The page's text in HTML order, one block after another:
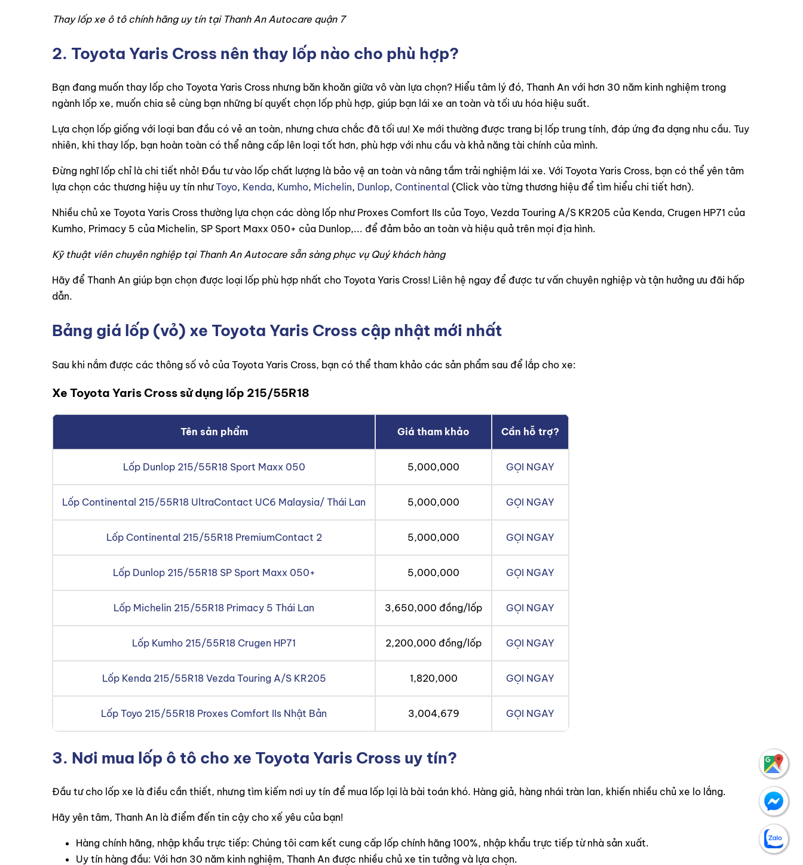
Thay lốp xe ô tô chính hãng uy tín tại Thanh An Autocare quận 7
2. Toyota Yaris Cross nên thay lốp nào cho phù hợp?
Bạn đang muốn thay lốp cho Toyota Yaris Cross nhưng băn khoăn giữa vô vàn lựa chọn? Hiểu tâm lý đó, Thanh An với hơn 30 năm kinh nghiệm trong
ngành lốp xe, muốn chia sẻ cùng bạn những bí quyết chọn lốp phù hợp, giúp bạn lái xe an toàn và tối ưu hóa hiệu suất.
Lựa chọn lốp giống với loại ban đầu có vẻ an toàn, nhưng chưa chắc đã tối ưu! Xe mới thường được trang bị lốp trung tính, đáp ứng đa dạng nhu cầu. Tuy
nhiên, khi thay lốp, bạn hoàn toàn có thể nâng cấp lên loại tốt hơn, phù hợp với nhu cầu và khả năng tài chính của mình.
Đừng nghĩ lốp chỉ là chi tiết nhỏ! Đầu tư vào lốp chất lượng là bảo vệ an toàn và nâng tầm trải nghiệm lái xe. Với Toyota Yaris Cross, bạn có thể yên tâm
lựa chọn các thương hiệu uy tín nhưToyo, Kenda, Kumho, Michelin, Dunlop, Continental (Click vào từng thương hiệu để tìm hiểu chi tiết hơn).
Nhiều chủ xe Toyota Yaris Cross thường lựa chọn các dòng lốp như Proxes Comfort IIs của Toyo, Vezda Touring A/S KR205 của Kenda, Crugen HP71 của
Kumho, Primacy 5 của Michelin, SP Sport Maxx 050+ của Dunlop,... để đảm bảo an toàn và hiệu quả trên mọi địa hình.
Kỹ thuật viên chuyên nghiệp tại Thanh An Autocare sẵn sàng phục vụ Quý khách hàng
Hãy để Thanh An giúp bạn chọn được loại lốp phù hợp nhất cho Toyota Yaris Cross! Liên hệ ngay để được tư vấn chuyên nghiệp và tận hưởng ưu đãi hấp
dẫn.
Bảng giá lốp (vỏ) xe Toyota Yaris Cross cập nhật mới nhất
Sau khi nắm được các thông số vỏ của Toyota Yaris Cross, bạn có thể tham khảo các sản phẩm sau để lắp cho xe:
Xe Toyota Yaris Cross sử dụng lốp 215/55R18
Tên sản phẩm Giá tham khảo Cần hỗ trợ?
Lốp Dunlop 215/55R18 Sport Maxx 050 5,000,000 GỌI NGAY
Lốp Continental 215/55R18 UltraContact UC6 Malaysia/ Thái Lan 5,000,000 GỌI NGAY
Lốp Continental 215/55R18 PremiumContact 2 5,000,000 GỌI NGAY
Lốp Dunlop 215/55R18 SP Sport Maxx 050+ 5,000,000 GỌI NGAY
Lốp Michelin 215/55R18 Primacy 5 Thái Lan 3,650,000 đồng/lốp GỌI NGAY
Lốp Kumho 215/55R18 Crugen HP71 2,200,000 đồng/lốp GỌI NGAY
Lốp Kenda 215/55R18 Vezda Touring A/S KR205 1,820,000 GỌI NGAY
Lốp Toyo 215/55R18 Proxes Comfort IIs Nhật Bản 3,004,679 GỌI NGAY
3. Nơi mua lốp ô tô cho xe Toyota Yaris Cross uy tín?
Đầu tư cho lốp xe là điều cần thiết, nhưng tìm kiếm nơi uy tín để mua lốp lại là bài toán khó. Hàng giả, hàng nhái tràn lan, khiến nhiều chủ xe lo lắng.
Hãy yên tâm, Thanh An là điểm đến tin cậy cho xế yêu của bạn!
Hàng chính hãng, nhập khẩu trực tiếp: Chúng tôi cam kết cung cấp lốp chính hãng 100%, nhập khẩu trực tiếp từ nhà sản xuất.
Uy tín hàng đầu: Với hơn 30 năm kinh nghiệm, Thanh An được nhiều chủ xe tin tưởng và lựa chọn.